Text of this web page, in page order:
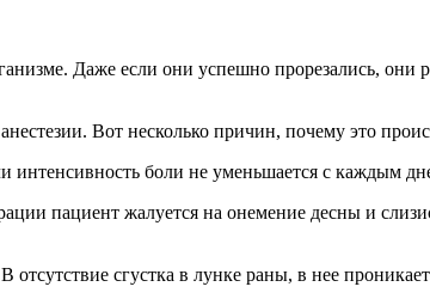
Даже если они успешно прорезались,
Вот несколько причин, почему это
боли не уменьшается с каждым
пациент жалуется на онемение десны и
сгустка в лунке раны, в нее